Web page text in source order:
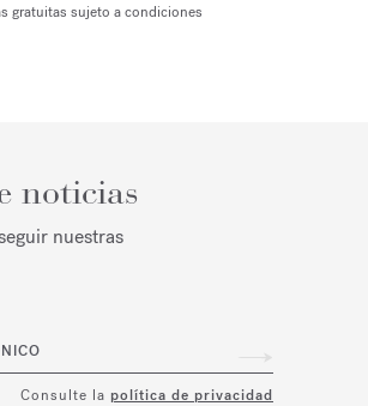
gratuitas sujeto a condiciones
noticias
nuestras
Consulte la política de privacidad